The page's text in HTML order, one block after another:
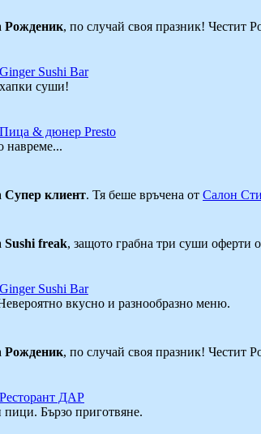
Рожденик, по случай своя празник! Честит
Ginger Sushi Bar
суши!
Пица & дюнер Presto
навреме...
Супер клиент. Тя беше връчена от Салон
Sushi freak, защото грабна три суши оферти
Ginger Sushi Bar
вкусно и разнообразно меню.
Рожденик, по случай своя празник! Честит
Ресторант ДАР
Бързо приготвяне.